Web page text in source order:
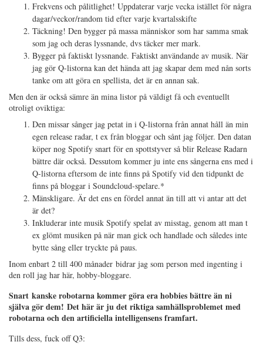
Frekvens och pålitlighet! Uppdaterar varje vecka istället för några
dagar/veckor/random tid efter varje kvartalsskifte
Täckning! Den bygger på massa människor som har samma smak
som jag och deras lyssnande, dvs täcker mer mark.
Bygger på faktiskt lyssnande. Faktiskt användande av musik. När
jag gör Q-listorna kan det hända att jag skapar dem med nån sorts
tanke om att göra en spellista, det är en annan sak.
Men den är också sämre än mina listor på väldigt få och eventuellt
otroligt oviktiga:
Den missar sånger jag petat in i Q-listorna från annat håll än min
egen release radar, t ex från bloggar och sånt jag följer. Den datan
köper nog Spotify snart för en spottstyver så blir Release Radarn
bättre där också. Dessutom kommer ju inte ens sångerna ens med i
Q-listorna eftersom de inte finns på Spotify vid den tidpunkt de
finns på bloggar i Soundcloud-spelare.*
Mänskligare. Är det ens en fördel annat än till att vi antar att det
är det?
Inkluderar inte musik Spotify spelat av misstag, genom att man t
ex glömt musiken på när man gick och handlade och således inte
bytte sång eller tryckte på paus.
Inom enbart 2 till 400 månader bidrar jag som person med ingenting i
den roll jag har här, hobby-bloggare.
Snart kanske robotarna kommer göra era hobbies bättre än ni
själva gör dem! Det här är ju det riktiga samhällsproblemet med
robotarna och den artificiella intelligensens framfart.
Tills dess, fuck off Q3: